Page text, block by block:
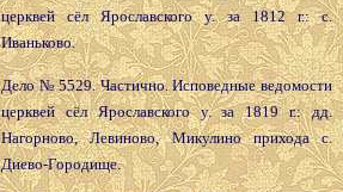
церквей сёл Ярославского у. за 1812 г.: с.
Иваньково.
Дело № 5529. Частично. Исповедные ведомости
церквей сёл Ярославского у. за 1819 г.: дд.
Нагорново, Левиново, Микулино прихода с.
Диево-Городище.